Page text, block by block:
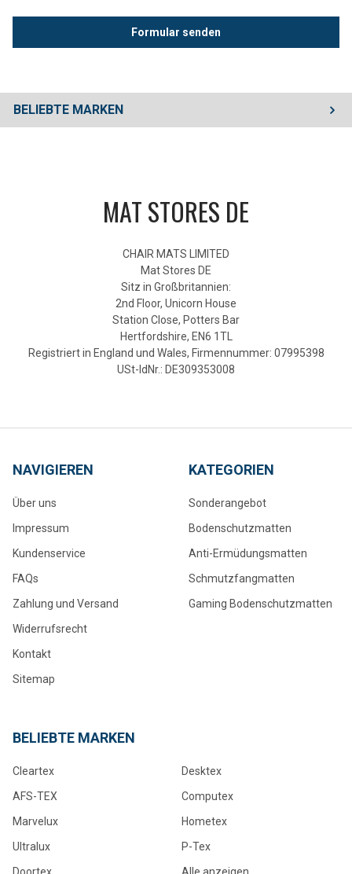
BELIEBTE MARKEN
MAT STORES DE
CHAIR MATS LIMITED
Mat Stores DE
Sitz in Großbritannien:
2nd Floor, Unicorn House
Station Close, Potters Bar
Hertfordshire, EN6 1TL
Registriert in England und Wales, Firmennummer: 07995398
USt-IdNr.: DE309353008
NAVIGIEREN
Über uns
Impressum
Kundenservice
FAQs
Zahlung und Versand
Widerrufsrecht
Kontakt
Sitemap
KATEGORIEN
Sonderangebot
Bodenschutzmatten
Anti-Ermüdungsmatten
Schmutzfangmatten
Gaming Bodenschutzmatten
BELIEBTE MARKEN
Cleartex
AFS-TEX
Marvelux
Ultralux
Doortex
Desktex
Computex
Hometex
P-Tex
Alle anzeigen